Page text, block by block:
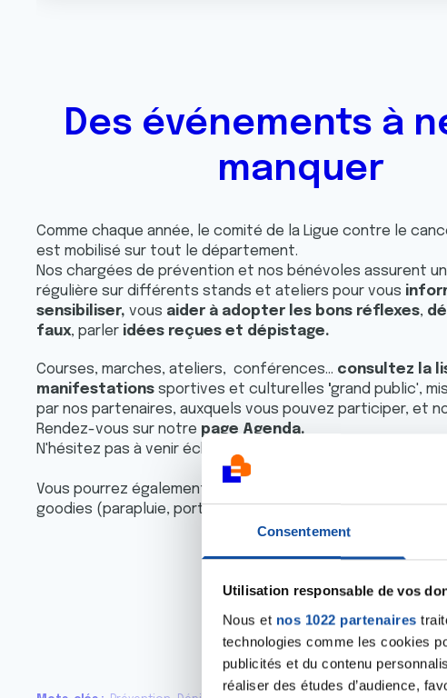
Consentement
Utilisation responsable de vos
Nous et nos 1022 partenaires
technologies comme les cookies
publicités et du contenu
réaliser des études d’audience,
Des événements à
manquer
Comme chaque année, le comité de la Ligue contre le
est mobilisé sur tout le département.
Nos chargées de prévention et nos bénévoles assurent
régulière sur différents stands et ateliers pour vous
sensibiliser, vous aider à adopter les bons réflexes,
faux, parler idées reçues et dépistage.
Courses, marches, ateliers, conférences... consultez la
manifestations sportives et culturelles 'grand public',
par nos partenaires, auxquels vous pouvez participer, et
Rendez-vous sur notre page Agenda.
N'hésitez pas à venir échanger et poser vos questions.
Vous pourrez également soutenir la Ligue contre le cancer
goodies (parapluie, porte clés, gourdes, stylos...
Cliquez ici